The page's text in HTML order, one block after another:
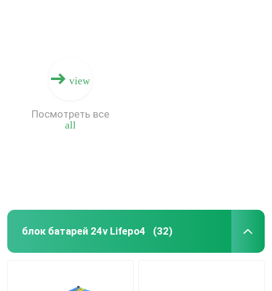
view
all
Посмотреть все
блок батарей 24v Lifepo4 (32)